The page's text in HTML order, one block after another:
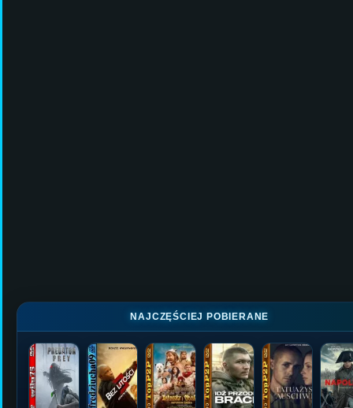
NAJCZĘŚCIEJ POBIERANE